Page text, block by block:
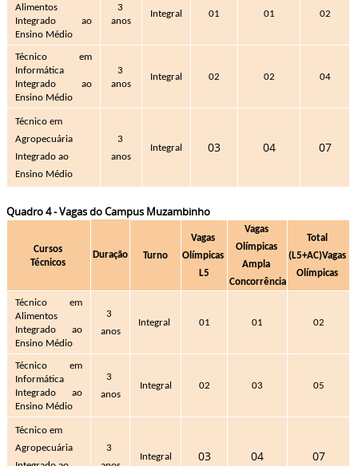
Alimentos
Integrado ao
Ensino Médio
3
anos
Integral 01 01 02
Técnico em
Informática
Integrado ao
Ensino Médio
3
anos
Integral 02 02 04
Técnico em
Agropecuária
Integrado ao
Ensino Médio
3
anos
Integral 03 04 07
Quadro 4 - Vagas do Campus Muzambinho
Cursos
Técnicos
Duração Turno
Vagas
Olímpicas
L5
Vagas
Olímpicas
Ampla
Concorrência
Total
(L5+AC)Vagas
Olímpicas
Técnico em
Alimentos
Integrado ao
Ensino Médio
3
anos
Integral 01 01 02
Técnico em
Informática
Integrado ao
Ensino Médio
3
anos
Integral 02 03 05
Técnico em
Agropecuária
3
Integral 03 04 07